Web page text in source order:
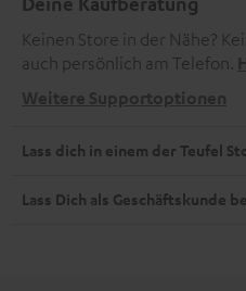
Keinen Store in der Nähe?
auch persönlich am Telefon.
Weitere Supportoptionen
Lass dich in einem der Teufel
Lass Dich als Geschäftskunde